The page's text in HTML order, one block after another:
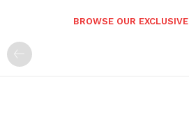
BROWSE OUR